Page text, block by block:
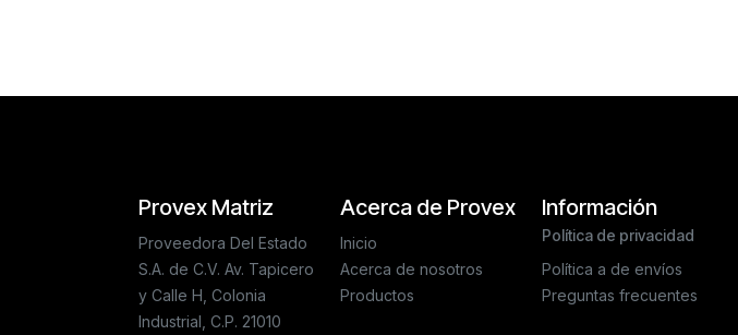
Acerca de Provex
Inicio
Acerca de nosotros
Productos
Provex Matriz
Proveedora Del Estado
S.A. de C.V. Av. Tapicero
y Calle H, Colonia
Industrial, C.P. 21010
Información
Política de privacidad
Política a de envíos
Preguntas frecuentes